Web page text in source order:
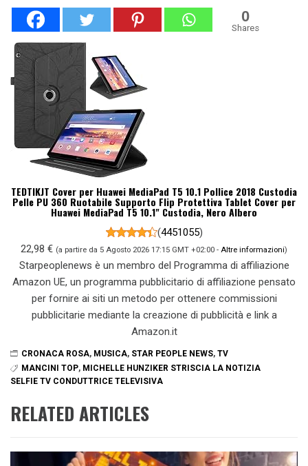
0
Shares
TEDTIKJT Cover per Huawei MediaPad T5 10.1 Pollice 2018 Custodia
Pelle PU 360 Ruotabile Supporto Flip Protettiva Tablet Cover per
Huawei MediaPad T5 10.1" Custodia, Nero Albero
(4451055)
22,98 € (a partire da 5 Agosto 2026 17:15 GMT +02:00 - Altre informazioni)
Starpeoplenews è un membro del Programma di affiliazione
Amazon UE, un programma pubblicitario di affiliazione pensato
per fornire ai siti un metodo per ottenere commissioni
pubblicitarie mediante la creazione di pubblicità e link a
Amazon.it
CRONACA ROSA, MUSICA, STAR PEOPLE NEWS, TV
MANCINI TOP, MICHELLE HUNZIKER STRISCIA LA NOTIZIA
SELFIE TV CONDUTTRICE TELEVISIVA
RELATED ARTICLES